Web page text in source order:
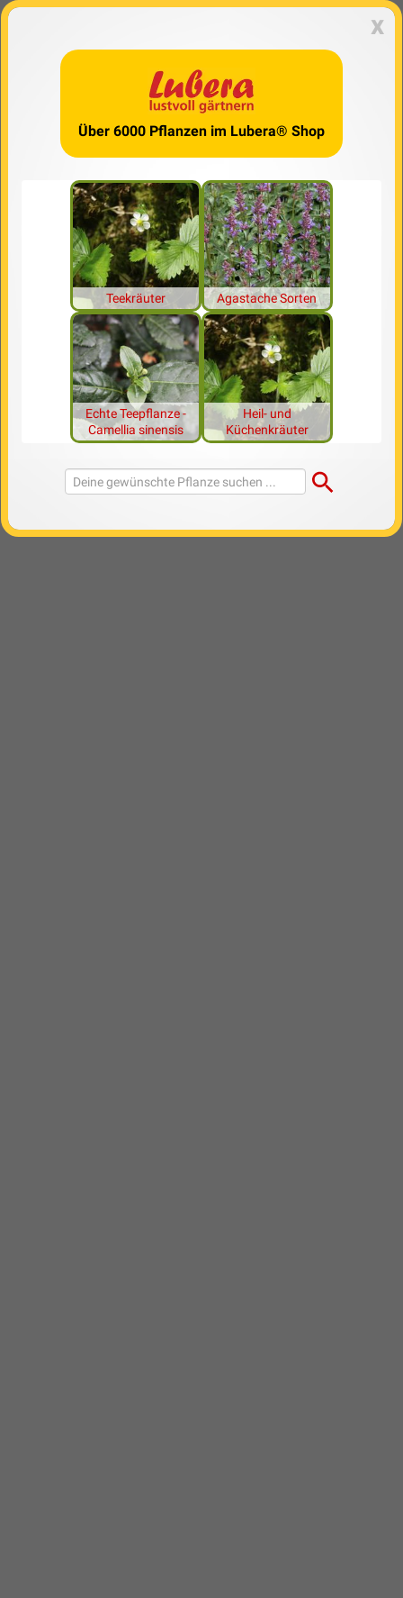
x
Über 6000 Pflanzen im Lubera® Shop
Teekräuter Agastache Sorten
Echte Teepflanze -
Camellia sinensis
Heil- und
Küchenkräuter